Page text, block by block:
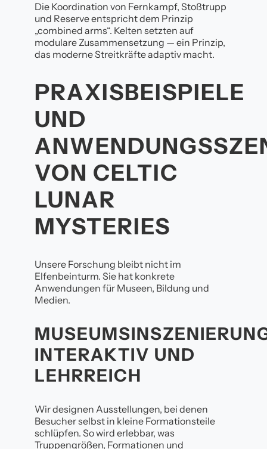
Die Koordination von Fernkampf, Stoßtrupp
und Reserve entspricht dem Prinzip
„combined arms“. Kelten setzten auf
modulare Zusammensetzung — ein Prinzip,
das moderne Streitkräfte adaptiv macht.
PRAXISBEISPIELE
UND
VON CELTIC
LUNAR
MYSTERIES
Unsere Forschung bleibt nicht im
Elfenbeinturm. Sie hat konkrete
Anwendungen für Museen, Bildung und
Medien.
INTERAKTIV UND
LEHRREICH
Wir designen Ausstellungen, bei denen
Besucher selbst in kleine Formationsteile
schlüpfen. So wird erlebbar, was
Truppengrößen, Formationen und